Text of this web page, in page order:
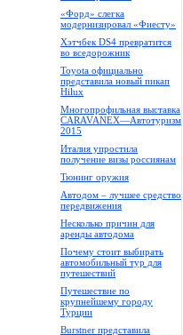
«Форд» слегка
модернизировал «Фиесту»
Хэтчбек DS4 превратится
во вседорожник
Toyota официально
представила новый пикап
Hilux
Многопрофильная выставка
CARAVANEX—Автотуризм
2015
Италия упростила
получение визы россиянам
Тюнинг оружия
Автодом – лучшее средство
передвижения
Несколько причин для
аренды автодома
Почему стоит выбирать
автомобильный тур для
путешествий
Путешествие по
крупнейшему городу
Турции
Burstner представила